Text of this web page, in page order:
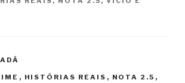
, HISTÓRIAS REAIS , NOTA 2.5 ,